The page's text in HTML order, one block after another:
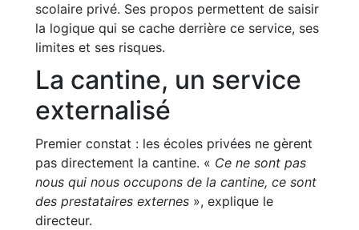
scolaire privé. Ses propos permettent de saisir
la logique qui se cache derrière ce service, ses
limites et ses risques.
La cantine, un service
externalisé
Premier constat : les écoles privées ne gèrent
pas directement la cantine. « Ce ne sont pas
nous qui nous occupons de la cantine, ce sont
des prestataires externes », explique le
directeur.